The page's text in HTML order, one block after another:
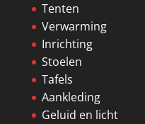
Tenten
Verwarming
Inrichting
Stoelen
Tafels
Aankleding
Geluid en licht